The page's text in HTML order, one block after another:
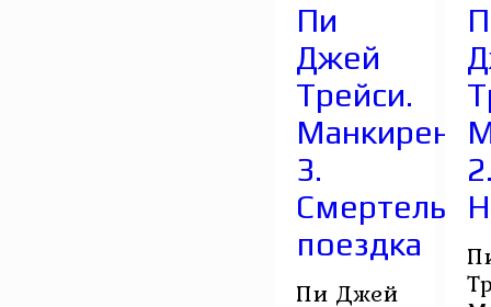
Пи
Джей
Трейси.
Манкиренч
3.
поездка
Пи Джей